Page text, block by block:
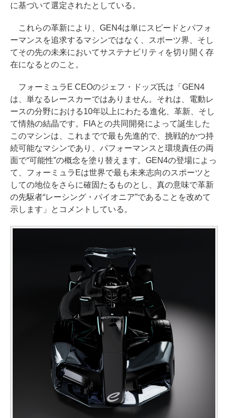
に基づいて選定されたとしている。
これらの革新により、GEN4は単にスピードとパフォ
ーマンスを追求するマシンではなく、スポーツ界、そし
てその先の未来においてサステナビリティを切り開く存
在になるとのこと。
フォーミュラE CEOのジェフ・ドッズ氏は「GEN4
は、単なるレースカーではありません。それは、電動レ
ースの分野における10年以上にわたる進化、革新、そし
て情熱の結晶です。FIAとの共同開発によって誕生した
このマシンは、これまでで最も先進的で、挑戦的かつ持
続可能なマシンであり、パフォーマンスと環境責任の両
面で“可能性”の概念を塗り替えます。GEN4の登場によっ
て、フォーミュラEは世界で最も未来志向のスポーツと
しての地位をさらに確固たるものとし、真の意味で革新
の先駆者“レーシング・パイオニア”であることを改めて
示します」とコメントしている。